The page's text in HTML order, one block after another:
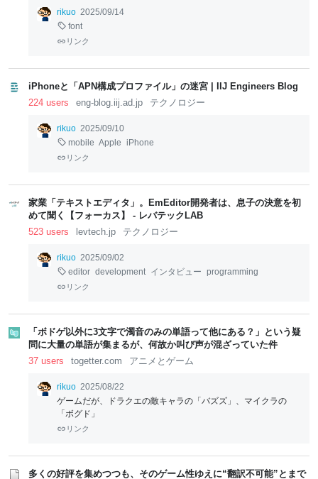
rikuo 2025/09/14
font
リンク
iPhoneと「APN構成プロファイル」の迷宮 | IIJ Engineers Blog
224 users
eng-blog.iij.ad.jp テクノロジー
rikuo 2025/09/10
mobile Apple iPhone
リンク
家業「テキストエディタ」。EmEditor開発者は、息子の決意を初
めて聞く【フォーカス】 - レバテックLAB
523 users
levtech.jp テクノロジー
rikuo 2025/09/02
editor development インタビュー programming
リンク
「ボドゲ以外に3文字で濁音のみの単語って他にある？」という疑
問に大量の単語が集まるが、何故か叫び声が混ざっていた件
37 users
togetter.com アニメとゲーム
rikuo 2025/08/22
ゲームだが、ドラクエの敵キャラの「バズズ」、マイクラの
「ボグド」
リンク
多くの好評を集めつつも、そのゲーム性ゆえに“翻訳不可能”とまで